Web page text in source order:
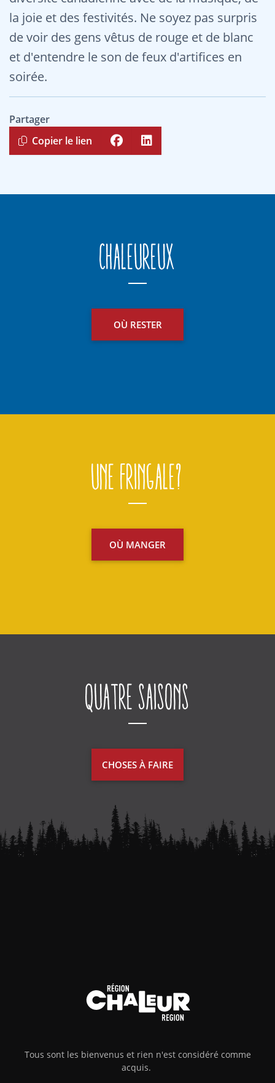
la joie et des festivités. Ne soyez pas surpris
de voir des gens vêtus de rouge et de blanc
et d'entendre le son de feux d'artifices en
soirée.
Partager
Copier le lien
Chaleureux
OÙ RESTER
Une fringale?
OÙ MANGER
Quatre saisons
CHOSES À FAIRE
Tous sont les bienvenus et rien n'est considéré comme
acquis.